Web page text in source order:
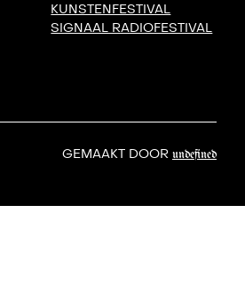
KUNSTENFESTIVAL
SIGNAAL RADIOFESTIVAL
GEMAAKT DOOR undefined